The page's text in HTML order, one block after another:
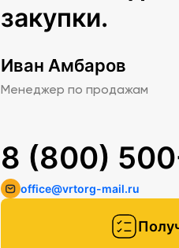
закупки.
Иван Амбаров
Менеджер по продажам
8 (800)
office@vrtorg-mail.ru